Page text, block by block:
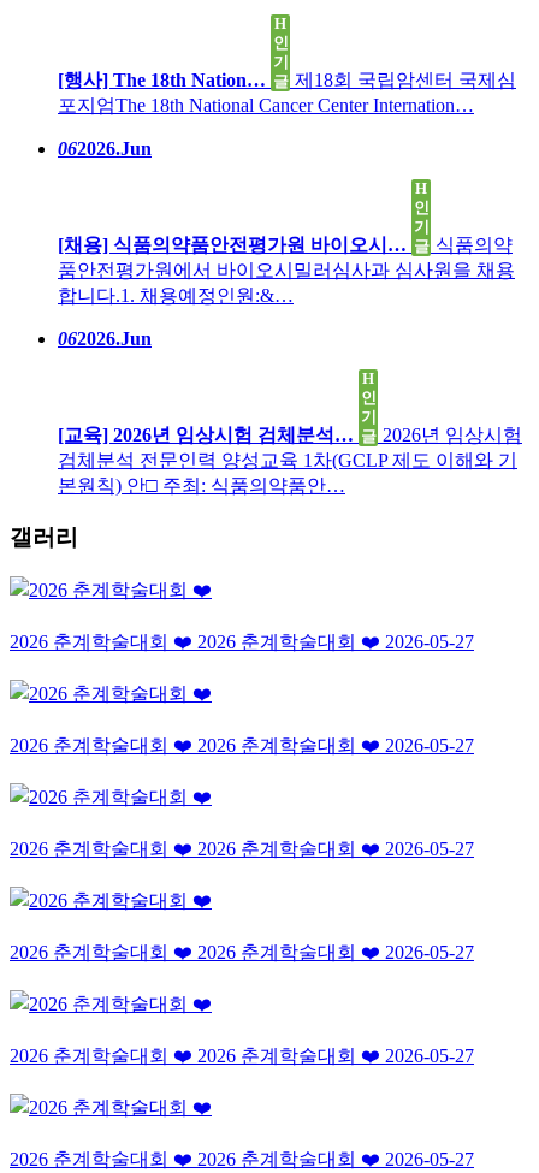
[행사] The 18th Nation…
H
인
기
글 제18회 국립암센터 국제심
포지엄The 18th National Cancer Center Internation…
062026.Jun
[채용] 식품의약품안전평가원 바이오시…
H
인
기
글 식품의약
품안전평가원에서 바이오시밀러심사과 심사원을 채용
합니다.1. 채용예정인원:&…
062026.Jun
[교육] 2026년 임상시험 검체분석…
H
인
기
글 2026년 임상시험
검체분석 전문인력 양성교육 1차(GCLP 제도 이해와 기
본원칙) 안□ 주최: 식품의약품안…
갤러리
2026 춘계학술대회 ❤️ 2026 춘계학술대회 ❤️ 2026-05-27
2026 춘계학술대회 ❤️ 2026 춘계학술대회 ❤️ 2026-05-27
2026 춘계학술대회 ❤️ 2026 춘계학술대회 ❤️ 2026-05-27
2026 춘계학술대회 ❤️ 2026 춘계학술대회 ❤️ 2026-05-27
2026 춘계학술대회 ❤️ 2026 춘계학술대회 ❤️ 2026-05-27
2026 춘계학술대회 ❤️ 2026 춘계학술대회 ❤️ 2026-05-27